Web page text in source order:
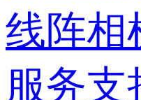
线阵相
服务支